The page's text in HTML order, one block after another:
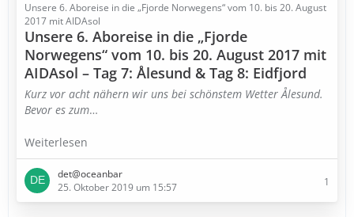
Unsere 6. Aboreise in die „Fjorde Norwegens“ vom 10. bis 20. August
2017 mit AIDAsol
Unsere 6. Aboreise in die „Fjorde
Norwegens“ vom 10. bis 20. August 2017 mit
AIDAsol – Tag 7: Ålesund & Tag 8: Eidfjord
Kurz vor acht nähern wir uns bei schönstem Wetter Ålesund.
Bevor es zum…
Weiterlesen
det@oceanbar
25. Oktober 2019 um 15:57
1